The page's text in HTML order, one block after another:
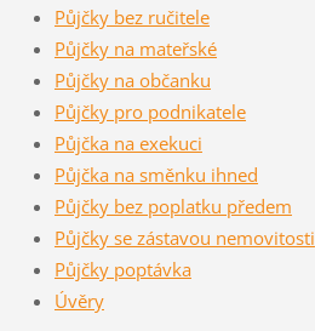
Půjčky bez ručitele
Půjčky na mateřské
Půjčky na občanku
Půjčky pro podnikatele
Půjčka na exekuci
Půjčka na směnku ihned
Půjčky bez poplatku předem
Půjčky se zástavou nemovitosti
Půjčky poptávka
Úvěry